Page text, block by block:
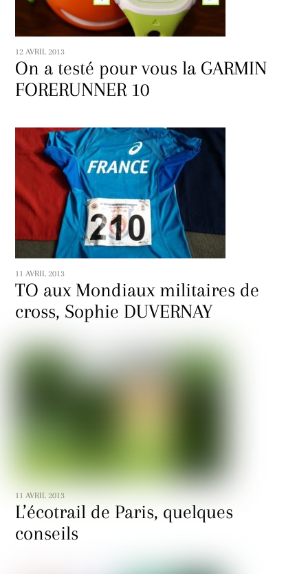
12 AVRIL 2013
On a testé pour vous la GARMIN
FORERUNNER 10
11 AVRIL 2013
TO aux Mondiaux militaires de
cross, Sophie DUVERNAY
11 AVRIL 2013
L’écotrail de Paris, quelques
conseils